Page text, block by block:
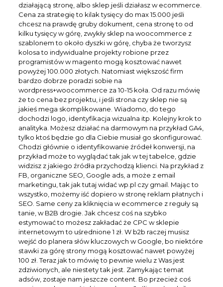
działającą stronę, albo sklep jeśli działasz w ecommerce.
Cena za strategię to kilak tysięcy do max 15.000 jeśli
chcesz na prawdę gruby dokument, cena stronę to od
kilku tysięcy w górę, zwykły sklep na woocommerce z
szablonem to około dyszki w górę, chyba że tworzysz
kolosa to indywidualne projekty robione przez
programistów w magento mogą kosztować nawet
powyżej 100.000 złotych. Natomiast większość firm
bardzo dobrze poradzi sobie na
wordpress+woocommerce za 10-15 koła. Od razu mówię
że to cena bez projektu, i jeśli strona czy sklep nie są
jakieś mega skomplikowane. Wiadomo, do tego
dochodzi logo, identyfikacja wizualna itp. Kolejny krok to
analityka. Możesz działać na darmowym na przykład GA4,
tylko ktoś będzie go dla Ciebie musiał go skonfigurować.
Chodzi głównie o identyfikowanie źródeł konwersji, na
przykład może to wyglądać tak jak w tej tabelce, gdzie
widzisz z jakiego źródła przychodzą klienci. Na przykład z
FB, organiczne SEO, Google ads, a może z email
marketingu, tak jak tutaj widać wp.pl czy gmail. Mając to
wszystko, możemy iść dopiero w stronę reklam płatnych i
SEO. Same ceny za kliknięcia w ecommerce z reguły są
tanie, w B2B drogie. Jak chcesz coś na szybko
estymować to możesz zakładać że CPC w sklepie
internetowym to uśrednione 1 zł. W b2b raczej musisz
wejść do planera słów kluczowych w Google, bo niektóre
stawki za górę strony mogą kosztować nawet powyżej
100 zł. Teraz jak to mówię to pewnie wielu z Was jest
zdziwionych, ale niestety tak jest. Zamykając temat
adsów, zostaje nam jeszcze content. Bo przecież coś